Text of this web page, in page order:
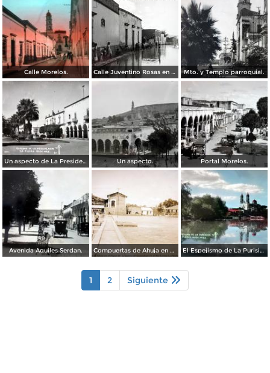
Calle Morelos. Calle Juventino Rosas en la Inundacion del 3 de Octubre de 1958 La Piedad, Michoacán Mto. y Templo parroquial.
Un aspecto de La Presidencia. Un aspecto. Portal Morelos.
Avenida Aquiles Serdan. Compuertas de Ahuja en el Dique de La quinta de Guadalupe en el Rio Lerma La Piedad Michoacan. El Espejismo de La Purisima
1 2 Siguiente